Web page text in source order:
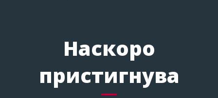
Наскоро
пристигнува